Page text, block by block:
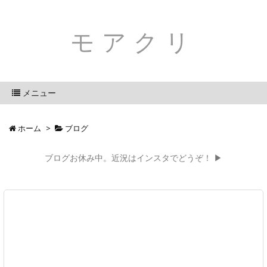
モアクリ
メニュー
ホーム > ブログ
ブログお休み中。近況はインスタでどうぞ！ ▶